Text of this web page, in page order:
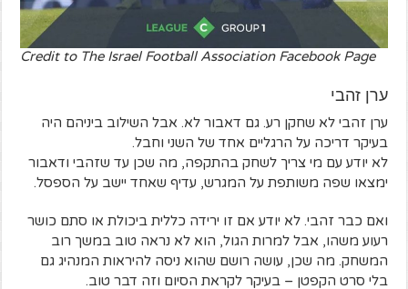
Credit to The Israel Football Association Facebook Page
ערן זהבי
ערן זהבי לא שחקן רע. גם דאבור לא. אבל השילוב ביניהם היה
בעיקר דריכה על הרגליים אחד של השני וחבל.
לא יודע עם מי צריך לשחק בהתקפה, מה שכן עד שזהבי ודאבור
ימצאו שפה משותפת על המגרש, עדיף שאחד יישב על הספסל.
ואם כבר זהבי. לא יודע אם זו ירידה כללית ביכולת או סתם כושר
רעוע משהו, אבל למרות הגול, הוא לא נראה טוב במשך רוב
המשחק. מה שכן, עושה רושם שהוא ניסה להיראות המנהיג גם
בלי סרט הקפטן – בעיקר לקראת הסיום וזה דבר טוב.